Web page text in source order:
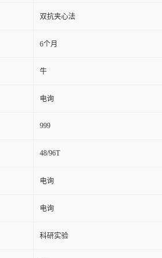
双抗夹心法
6个月
牛
电询
999
48/96T
电询
电询
科研实验